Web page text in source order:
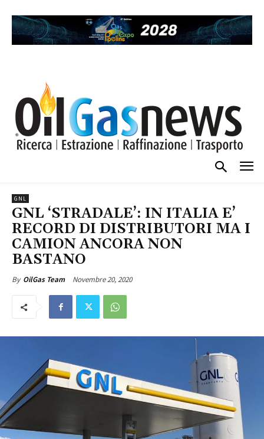
GNL
GNL ‘STRADALE’: IN ITALIA E’
RECORD DI DISTRIBUTORI MA I
CAMION ANCORA NON
BASTANO
By OilGas Team Novembre 20, 2020